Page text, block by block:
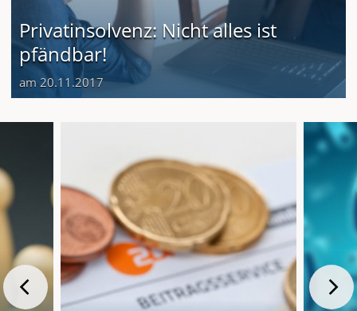
Privatinsolvenz: Nicht alles ist
pfändbar!
am 20.11.2017